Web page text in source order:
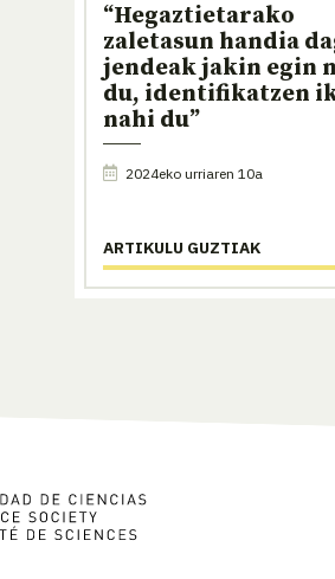
“Hegaztietarako
zaletasun handia
jendeak jakin egin
du, identifikatzen
nahi du”
2024eko urriaren 10a
ARTIKULU GUZTIAK